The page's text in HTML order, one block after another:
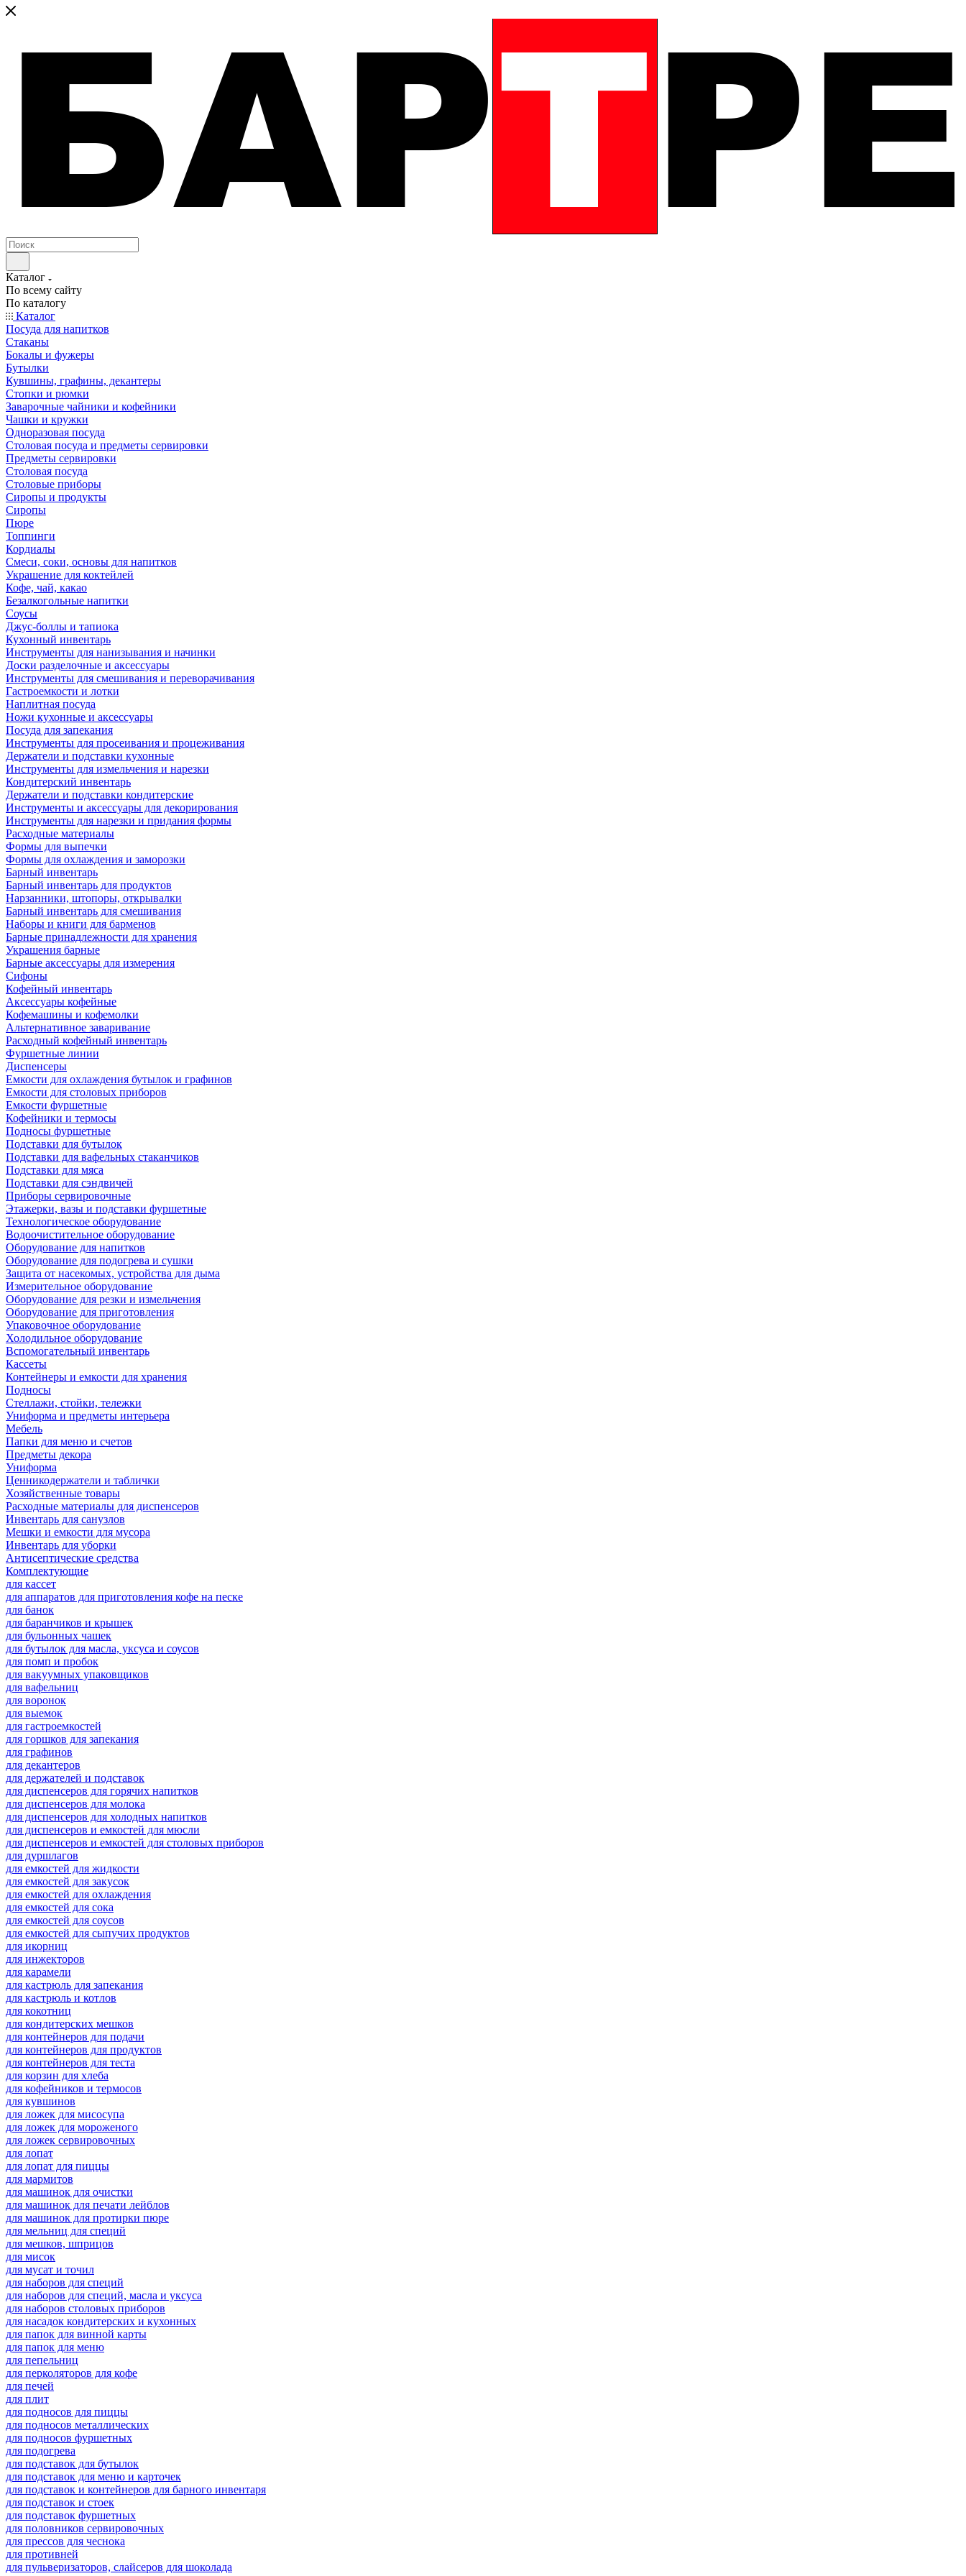
Каталог
По всему сайту
По каталогу
Каталог
Посуда для напитков
Стаканы
Бокалы и фужеры
Бутылки
Кувшины, графины, декантеры
Стопки и рюмки
Заварочные чайники и кофейники
Чашки и кружки
Одноразовая посуда
Столовая посуда и предметы сервировки
Предметы сервировки
Столовая посуда
Столовые приборы
Сиропы и продукты
Сиропы
Пюре
Топпинги
Кордиалы
Смеси, соки, основы для напитков
Украшение для коктейлей
Кофе, чай, какао
Безалкогольные напитки
Соусы
Джус-боллы и тапиока
Кухонный инвентарь
Инструменты для нанизывания и начинки
Доски разделочные и аксессуары
Инструменты для смешивания и переворачивания
Гастроемкости и лотки
Наплитная посуда
Ножи кухонные и аксессуары
Посуда для запекания
Инструменты для просеивания и процеживания
Держатели и подставки кухонные
Инструменты для измельчения и нарезки
Кондитерский инвентарь
Держатели и подставки кондитерские
Инструменты и аксессуары для декорирования
Инструменты для нарезки и придания формы
Расходные материалы
Формы для выпечки
Формы для охлаждения и заморозки
Барный инвентарь
Барный инвентарь для продуктов
Нарзанники, штопоры, открывалки
Барный инвентарь для смешивания
Наборы и книги для барменов
Барные принадлежности для хранения
Украшения барные
Барные аксессуары для измерения
Сифоны
Кофейный инвентарь
Аксессуары кофейные
Кофемашины и кофемолки
Альтернативное заваривание
Расходный кофейный инвентарь
Фуршетные линии
Диспенсеры
Емкости для охлаждения бутылок и графинов
Емкости для столовых приборов
Емкости фуршетные
Кофейники и термосы
Подносы фуршетные
Подставки для бутылок
Подставки для вафельных стаканчиков
Подставки для мяса
Подставки для сэндвичей
Приборы сервировочные
Этажерки, вазы и подставки фуршетные
Технологическое оборудование
Водоочистительное оборудование
Оборудование для напитков
Оборудование для подогрева и сушки
Защита от насекомых, устройства для дыма
Измерительное оборудование
Оборудование для резки и измельчения
Оборудование для приготовления
Упаковочное оборудование
Холодильное оборудование
Вспомогательный инвентарь
Кассеты
Контейнеры и емкости для хранения
Подносы
Стеллажи, стойки, тележки
Униформа и предметы интерьера
Мебель
Папки для меню и счетов
Предметы декора
Униформа
Ценникодержатели и таблички
Хозяйственные товары
Расходные материалы для диспенсеров
Инвентарь для санузлов
Мешки и емкости для мусора
Инвентарь для уборки
Антисептические средства
Комплектующие
для кассет
для аппаратов для приготовления кофе на песке
для банок
для баранчиков и крышек
для бульонных чашек
для бутылок для масла, уксуса и соусов
для помп и пробок
для вакуумных упаковщиков
для вафельниц
для воронок
для выемок
для гастроемкостей
для горшков для запекания
для графинов
для декантеров
для держателей и подставок
для диспенсеров для горячих напитков
для диспенсеров для молока
для диспенсеров для холодных напитков
для диспенсеров и емкостей для мюсли
для диспенсеров и емкостей для столовых приборов
для дуршлагов
для емкостей для жидкости
для емкостей для закусок
для емкостей для охлаждения
для емкостей для сока
для емкостей для соусов
для емкостей для сыпучих продуктов
для икорниц
для инжекторов
для карамели
для кастрюль для запекания
для кастрюль и котлов
для кокотниц
для кондитерских мешков
для контейнеров для подачи
для контейнеров для продуктов
для контейнеров для теста
для корзин для хлеба
для кофейников и термосов
для кувшинов
для ложек для мисосупа
для ложек для мороженого
для ложек сервировочных
для лопат
для лопат для пиццы
для мармитов
для машинок для очистки
для машинок для печати лейблов
для машинок для протирки пюре
для мельниц для специй
для мешков, шприцов
для мисок
для мусат и точил
для наборов для специй
для наборов для специй, масла и уксуса
для наборов столовых приборов
для насадок кондитерских и кухонных
для папок для винной карты
для папок для меню
для пепельниц
для перколяторов для кофе
для печей
для плит
для подносов для пиццы
для подносов металлических
для подносов фуршетных
для подогрева
для подставок для бутылок
для подставок для меню и карточек
для подставок и контейнеров для барного инвентаря
для подставок и стоек
для подставок фуршетных
для половников сервировочных
для прессов для чеснока
для противней
для пульверизаторов, слайсеров для шоколада